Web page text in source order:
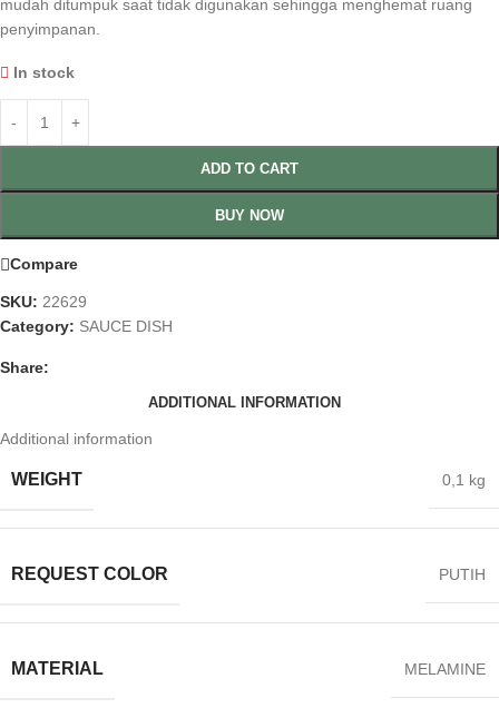
mudah ditumpuk saat tidak digunakan sehingga menghemat ruang
penyimpanan.
In stock
ADD TO CART
BUY NOW
Compare
SKU: 22629
Category: SAUCE DISH
Share:
ADDITIONAL INFORMATION
Additional information
WEIGHT 0,1 kg
REQUEST COLOR PUTIH
MATERIAL MELAMINE